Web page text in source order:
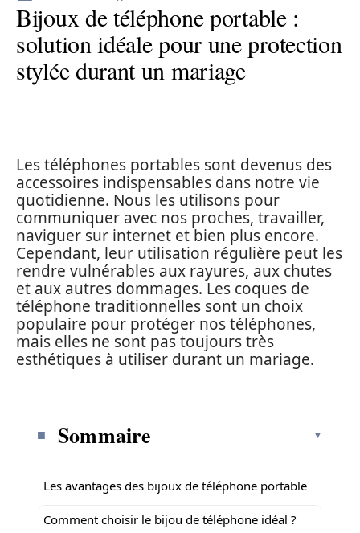
Bijoux de téléphone portable :
solution idéale pour une protection
stylée durant un mariage
Les téléphones portables sont devenus des
accessoires indispensables dans notre vie
quotidienne. Nous les utilisons pour
communiquer avec nos proches, travailler,
naviguer sur internet et bien plus encore.
Cependant, leur utilisation régulière peut les
rendre vulnérables aux rayures, aux chutes
et aux autres dommages. Les coques de
téléphone traditionnelles sont un choix
populaire pour protéger nos téléphones,
mais elles ne sont pas toujours très
esthétiques à utiliser durant un mariage.
Sommaire
Les avantages des bijoux de téléphone portable
Comment choisir le bijou de téléphone idéal ?